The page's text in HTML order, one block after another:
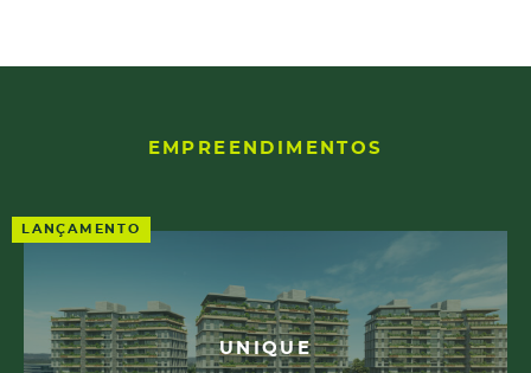
EMPREENDIMENTOS
LANÇAMENTO
UNIQUE